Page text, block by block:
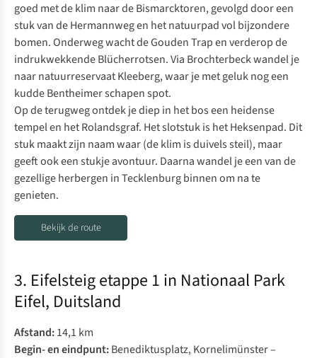
goed met de klim naar de Bismarcktoren, gevolgd door een
stuk van de Hermannweg en het natuurpad vol bijzondere
bomen. Onderweg wacht de Gouden Trap en verderop de
indrukwekkende Blücherrotsen. Via Brochterbeck wandel je
naar natuurreservaat Kleeberg, waar je met geluk nog een
kudde Bentheimer schapen spot.
Op de terugweg ontdek je diep in het bos een heidense
tempel en het Rolandsgraf. Het slotstuk is het Heksenpad. Dit
stuk maakt zijn naam waar (de klim is duivels steil), maar
geeft ook een stukje avontuur. Daarna wandel je een van de
gezellige herbergen in Tecklenburg binnen om na te
genieten.
Bekijk de route
3. Eifelsteig etappe 1 in Nationaal Park
Eifel, Duitsland
Afstand:14,1 km
Begin- en eindpunt:Benediktusplatz, Kornelimünster –